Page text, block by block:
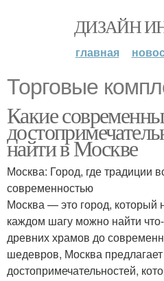
ДИЗАЙН
главная
Торговые
Какие
найти в Москве
Москва: Город, где традиции
современностью
Москва — это город, который
каждом шагу можно найти
древних храмов до
шедевров, Москва
достопримечательностей,